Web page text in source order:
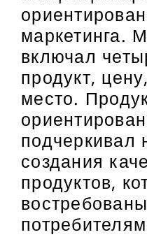
маркетинга.
включал
продукт,
место.
подчеркивал
создания
продуктов,
востребованы